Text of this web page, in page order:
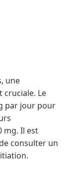
une
cruciale. Le
par jour pour
mg. Il est
consulter un